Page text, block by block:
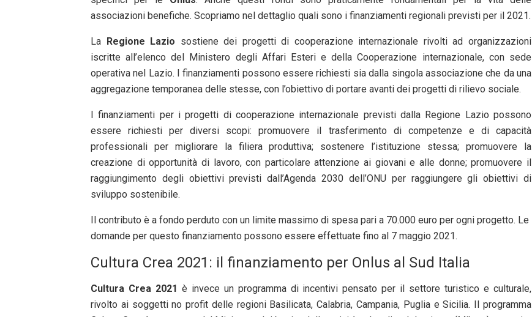
associazioni benefiche. Scopriamo nel dettaglio quali sono i finanziamenti regionali previsti per il 2021.
La Regione Lazio sostiene dei progetti di cooperazione internazionale rivolti ad organizzazioni
iscritte all’elenco del Ministero degli Affari Esteri e della Cooperazione internazionale, con sede
operativa nel Lazio. I finanziamenti possono essere richiesti sia dalla singola associazione che da una
aggregazione temporanea delle stesse, con l’obiettivo di portare avanti dei progetti di rilievo sociale.
I finanziamenti per i progetti di cooperazione internazionale previsti dalla Regione Lazio possono
essere richiesti per diversi scopi: promuovere il trasferimento di competenze e di capacità
professionali per migliorare la filiera produttiva; sostenere l’istituzione stessa; promuovere la
creazione di opportunità di lavoro, con particolare attenzione ai giovani e alle donne; promuovere il
raggiungimento degli obiettivi previsti dall’Agenda 2030 dell’ONU per raggiungere gli obiettivi di
sviluppo sostenibile.
Il contributo è a fondo perduto con un limite massimo di spesa pari a 70.000 euro per ogni progetto. Le
domande per questo finanziamento possono essere effettuate fino al 7 maggio 2021.
Cultura Crea 2021: il finanziamento per Onlus al Sud Italia
Cultura Crea 2021 è invece un programma di incentivi pensato per il settore turistico e culturale,
rivolto ai soggetti no profit delle regioni Basilicata, Calabria, Campania, Puglia e Sicilia. Il programma